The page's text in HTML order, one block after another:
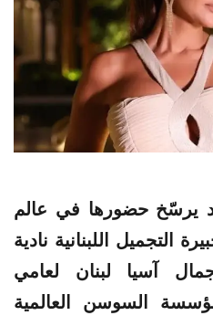
يرسّخ حضورها في عالم
التجميل اللبنانية نادية
آسيا لبنان لعامي
قبل مؤسسة السوسن العالمية